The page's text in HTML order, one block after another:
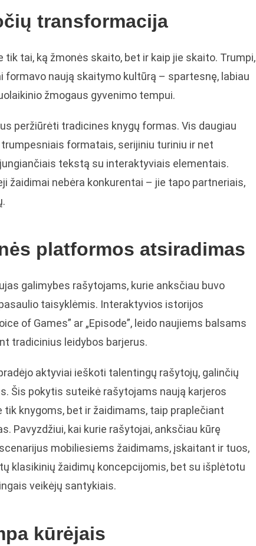
transformacija
tik tai, ką žmonės skaito, bet ir kaip jie skaito. Trumpi,
formavo naują skaitymo kultūrą – spartesnę, labiau
žmogaus gyvenimo tempui.
peržiūrėti tradicines knygų formas. Vis daugiau
formatais, serijiniu turiniu ir net
tekstą su interaktyviais elementais.
žaidimai nebėra konkurentai – jie tapo partneriais,
platformos atsiradimas
galimybes rašytojams, kurie anksčiau buvo
taisyklėmis. Interaktyvios istorijos
of Games” ar „Episode”, leido naujiems balsams
tradicinius leidybos barjerus.
aktyviai ieškoti talentingų rašytojų, galinčių
Šis pokytis suteikė rašytojams naują karjeros
knygoms, bet ir žaidimams, taip praplečiant
Pavyzdžiui, kai kurie rašytojai, anksčiau kūrę
mobiliesiems žaidimams, įskaitant ir tuos,
klasikinių žaidimų koncepcijomis, bet su išplėtotu
veikėjų santykiais.
kūrėjais